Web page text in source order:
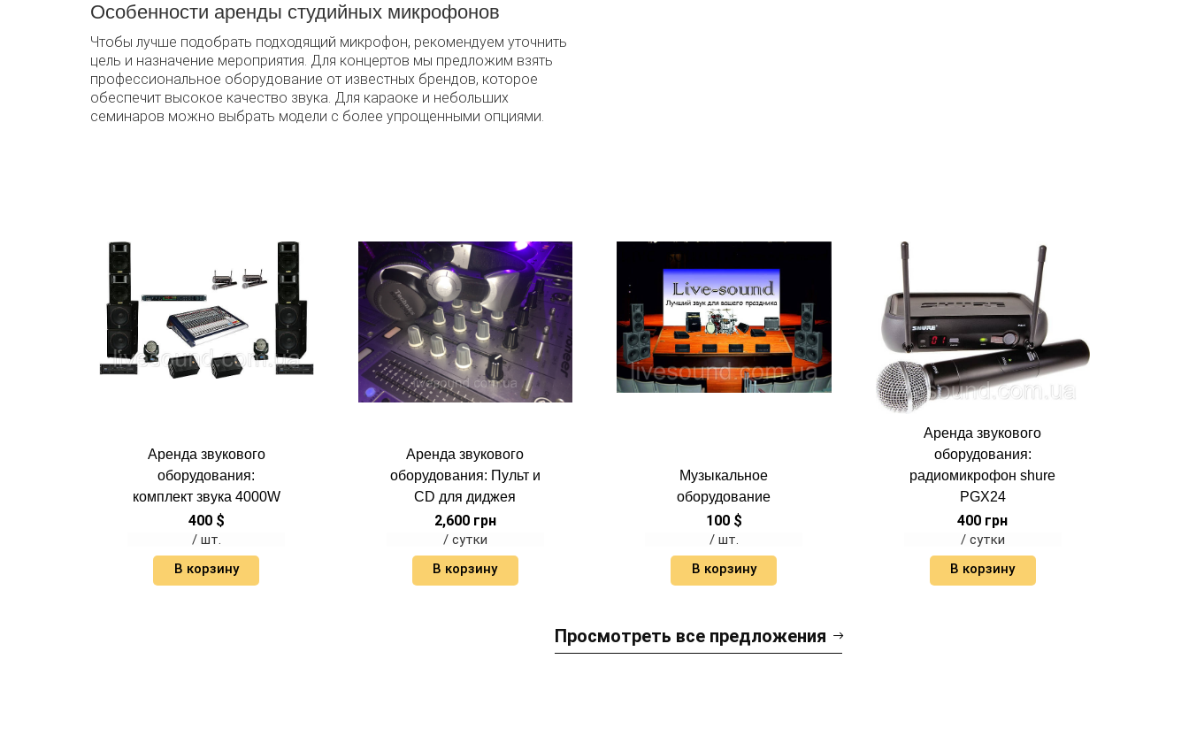
Особенности аренды студийных микрофонов
Чтобы лучше подобрать подходящий микрофон, рекомендуем уточнить
цель и назначение мероприятия. Для концертов мы предложим взять
профессиональное оборудование от известных брендов, которое
обеспечит высокое качество звука. Для караоке и небольших
семинаров можно выбрать модели с более упрощенными опциями.
Аренда звукового
оборудования:
комплект звука 4000W
400 $
/ шт.
В корзину
Аренда звукового
оборудования: Пульт и
CD для диджея
2,600 грн
/ сутки
В корзину
Музыкальное
оборудование
100 $
/ шт.
В корзину
Аренда звукового
оборудования:
радиомикрофон shure
PGX24
400 грн
/ сутки
В корзину
Просмотреть все предложения